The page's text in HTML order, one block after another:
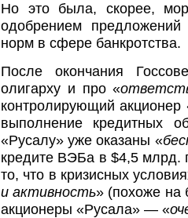
Но это была, скорее,
одобрением
норм в сфере банкротства.
После окончания
олигарху и про «
контролирующий акционер
выполнение кредитных
«Русалу» уже оказаны «
кредите ВЭБа в $4,5 млрд.
то, что в кризисных
и активность» (похоже на
акционеры «Русала» — «